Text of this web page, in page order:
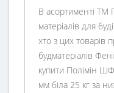
В асортименті ТМ
матеріалів для
хто з цих товарів
будматеріалів
купити Полімін
мм біла 25 кг за